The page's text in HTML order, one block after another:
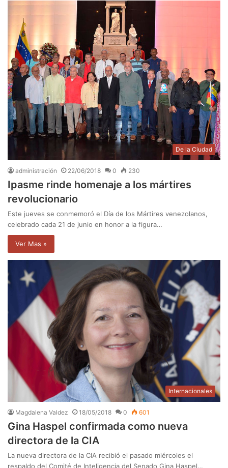
De la Ciudad
administración 22/06/2018 0 230
Ipasme rinde homenaje a los mártires
revolucionario
Este jueves se conmemoró el Día de los Mártires venezolanos,
celebrado cada 21 de junio en honor a la figura…
Ver Mas »
Internacionales
Magdalena Valdez 18/05/2018 0 601
Gina Haspel confirmada como nueva
directora de la CIA
La nueva directora de la CIA recibió el pasado miércoles el
respaldo del Comité de Inteligencia del Senado Gina Haspel…